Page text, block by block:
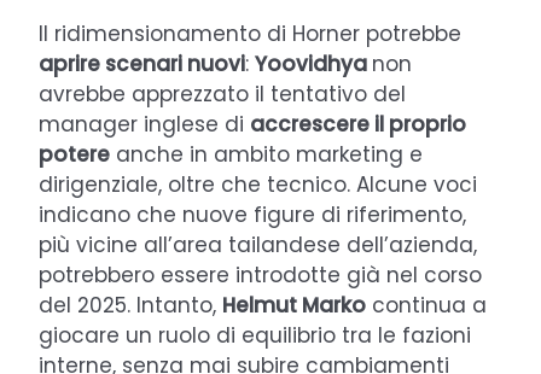
Il ridimensionamento di Horner potrebbe
aprire scenari nuovi: Yoovidhya non
avrebbe apprezzato il tentativo del
manager inglese di accrescere il proprio
potere anche in ambito marketing e
dirigenziale, oltre che tecnico. Alcune voci
indicano che nuove figure di riferimento,
più vicine all’area tailandese dell’azienda,
potrebbero essere introdotte già nel corso
del 2025. Intanto, Helmut Marko continua a
giocare un ruolo di equilibrio tra le fazioni
interne, senza mai subire cambiamenti